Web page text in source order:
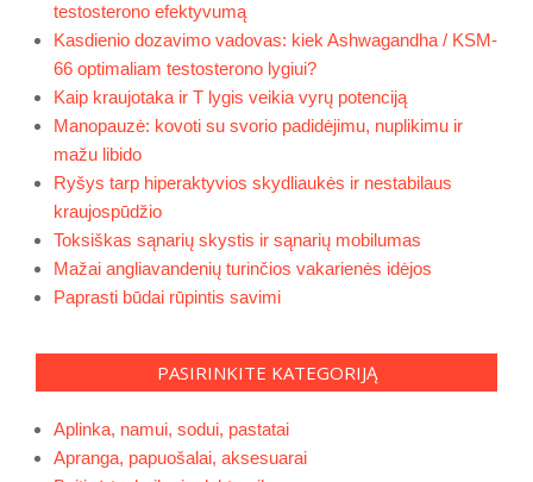
testosterono efektyvumą
Kasdienio dozavimo vadovas: kiek Ashwagandha / KSM-
66 optimaliam testosterono lygiui?
Kaip kraujotaka ir T lygis veikia vyrų potenciją
Manopauzė: kovoti su svorio padidėjimu, nuplikimu ir
mažu libido
Ryšys tarp hiperaktyvios skydliaukės ir nestabilaus
kraujospūdžio
Toksiškas sąnarių skystis ir sąnarių mobilumas
Mažai angliavandenių turinčios vakarienės idėjos
Paprasti būdai rūpintis savimi
PASIRINKITE KATEGORIJĄ
Aplinka, namui, sodui, pastatai
Apranga, papuošalai, aksesuarai